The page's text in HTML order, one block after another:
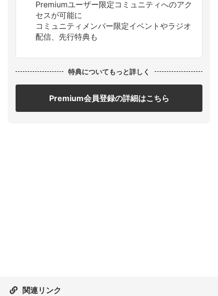
Premiumユーザー限定コミュニティへのアク
セスが可能に
コミュニティメンバー限定イベントやラジオ
配信、先行特典も
特典についてもっと詳しく
Premium会員登録の詳細はこちら
関連リンク